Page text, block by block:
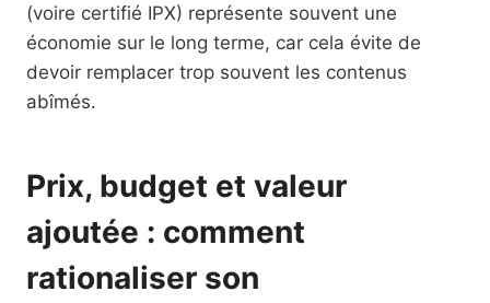
(voire certifié IPX) représente souvent une
économie sur le long terme, car cela évite de
devoir remplacer trop souvent les contenus
abîmés.
Prix, budget et valeur
ajoutée : comment
rationaliser son